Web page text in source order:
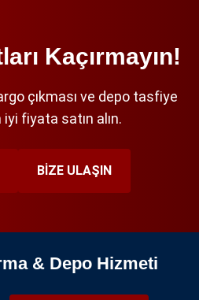
Kaçırmayın!
çıkması ve depo tasfiye
fiyata satın alın.
BİZE ULAŞIN
& Depo Hizmeti